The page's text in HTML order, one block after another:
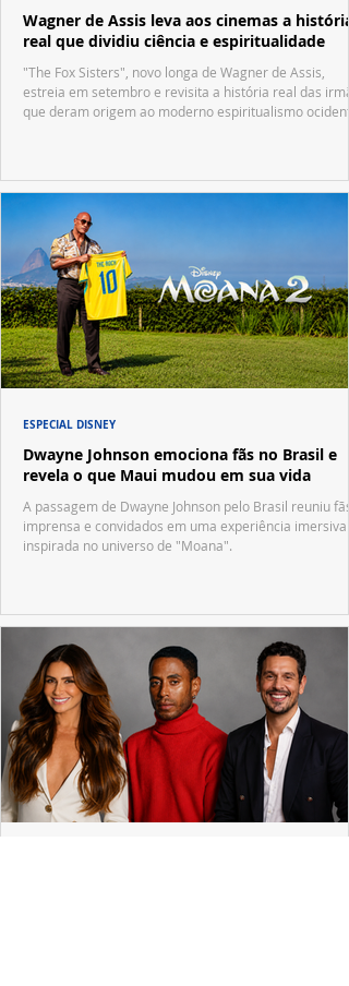
Wagner de Assis leva aos cinemas a história
real que dividiu ciência e espiritualidade
"The Fox Sisters", novo longa de Wagner de Assis,
estreia em setembro e revisita a história real das
que deram origem ao moderno espiritualismo
Dwayne Johnson emociona fãs no Brasil e
revela o que Maui mudou em sua vida
A passagem de Dwayne Johnson pelo Brasil reuniu fãs,
imprensa e convidados em uma experiência imersiva
inspirada no universo de "Moana".
ESPECIAL DISNEY